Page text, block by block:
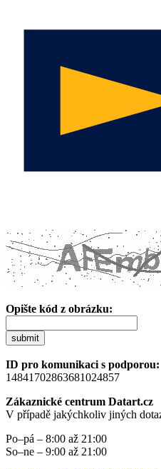
Opište kód z obrázku:
submit
ID pro komunikaci s podporou:
14841702863681024857
Zákaznické centrum Datart.cz
V případě jakýchkoliv jiných
Po–pá – 8:00 až 21:00
So–ne – 9:00 až 21:00